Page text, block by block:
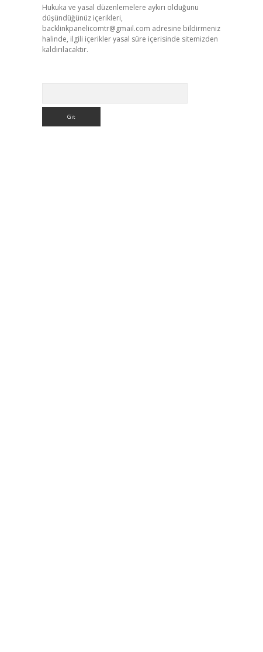
Hukuka ve yasal düzenlemelere aykırı olduğunu
düşündüğünüz içerikleri,
backlinkpanelicomtr@gmail.com adresine bildirmeniz
halinde, ilgili içerikler yasal süre içerisinde sitemizden
kaldırılacaktır.